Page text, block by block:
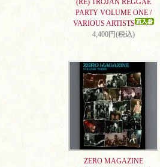
(RE) TROJAN REGGAE
PARTY VOLUME ONE /
VARIOUS ARTISTS
4,400円(税込)
ZERO MAGAZINE